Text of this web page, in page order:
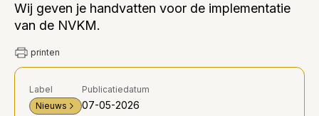
Wij geven je handvatten voor de implementatie
van de NVKM.
printen
Label
Nieuws
Publicatiedatum
07-05-2026